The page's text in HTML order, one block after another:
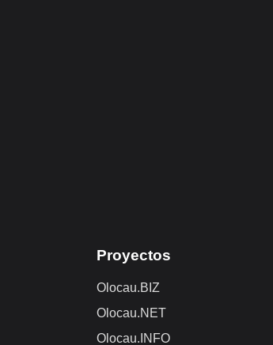
Proyectos
Olocau.BIZ
Olocau.NET
Olocau.INFO